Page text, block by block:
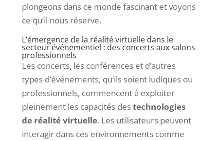
plongeons dans ce monde fascinant et voyons
ce qu’il nous réserve.
L’émergence de la réalité virtuelle dans le
secteur événementiel : des concerts aux salons
professionnels
Les concerts, les conférences et d’autres
types d’événements, qu’ils soient ludiques ou
professionnels, commencent à exploiter
pleinement les capacités destechnologies
de réalité virtuelle. Les utilisateurs peuvent
interagir dans ces environnements comme